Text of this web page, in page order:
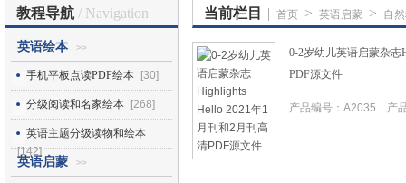
教程导航 / Navigation
英语绘本 >>
手机平板点读PDF绘本 [30]
分级阅读和名家绘本 [268]
英语主题分级读物和绘本
[142]
英语启蒙 >>
当前栏目 | 首页 > 英语启蒙 > 自
0-2岁幼儿英语启蒙杂志
PDF源文件
产品编号：A2035 产